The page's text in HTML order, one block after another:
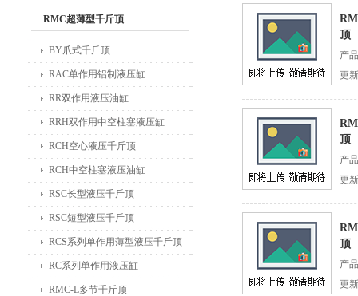
RMC超薄型千斤顶
BY爪式千斤顶
RAC单作用铝制液压缸
RR双作用液压油缸
RRH双作用中空柱塞液压缸
RCH空心液压千斤顶
RCH中空柱塞液压油缸
RSC长型液压千斤顶
RSC短型液压千斤顶
RCS系列单作用薄型液压千斤顶
RC系列单作用液压缸
RMC-L多节千斤顶
顶
产
更
顶
产
更
顶
产
更